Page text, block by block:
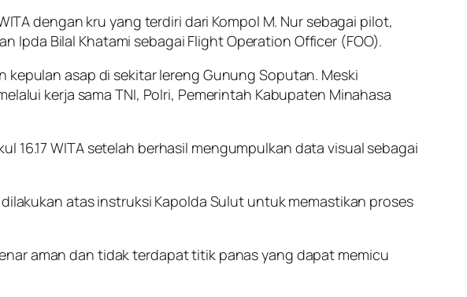
dengan kru yang terdiri dari Kompol M. Nur sebagai pilot,
Ipda Bilal Khatami sebagai Flight Operation Officer (FOO).
asap di sekitar lereng Gunung Soputan. Meski
kerja sama TNI, Polri, Pemerintah Kabupaten Minahasa
16.17 WITA setelah berhasil mengumpulkan data visual sebagai
atas instruksi Kapolda Sulut untuk memastikan proses
aman dan tidak terdapat titik panas yang dapat memicu